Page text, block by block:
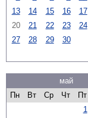
13
14 15 16 17
20
21 22 23 24
27
28 29 30
май
Пн
Вт Ср Чт Пт
1